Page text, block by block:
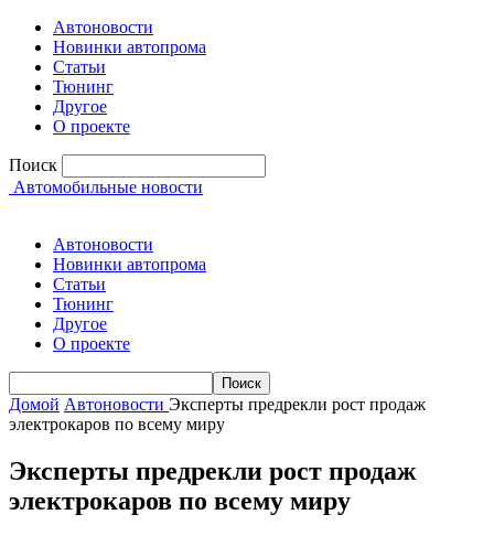
Автоновости
Новинки автопрома
Статьи
Тюнинг
Другое
О проекте
Поиск
Автомобильные новости
Автоновости
Новинки автопрома
Статьи
Тюнинг
Другое
О проекте
Домой Автоновости Эксперты предрекли рост продаж
электрокаров по всему миру
Эксперты предрекли рост продаж
электрокаров по всему миру